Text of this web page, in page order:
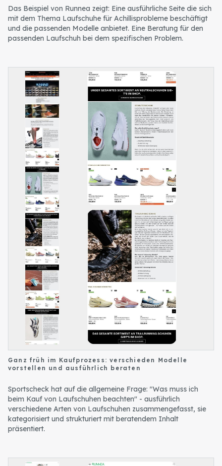
Das Beispiel von Runnea zeigt: Eine ausführliche Seite die sich
mit dem Thema Laufschuhe für Achillisprobleme beschäftigt
und die passenden Modelle anbietet. Eine Beratung für den
passenden Laufschuh bei dem spezifischen Problem.
Ganz früh im Kaufprozess: verschieden Modelle
vorstellen und ausführlich beraten
Sportscheck hat auf die allgemeine Frage: "Was muss ich
beim Kauf von Laufschuhen beachten" - ausführlich
verschiedene Arten von Laufschuhen zusammengefasst, sie
kategorisiert und strukturiert mit beratendem Inhalt
präsentiert.